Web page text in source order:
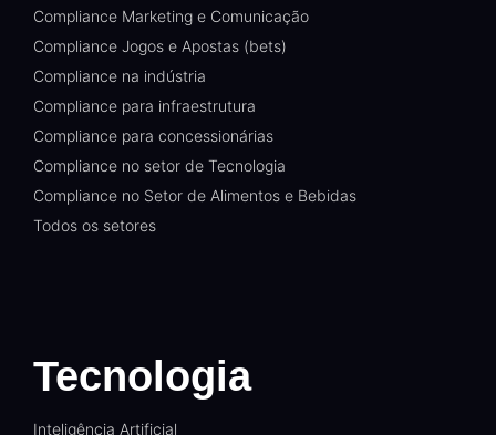
Compliance Marketing e Comunicação
Compliance Jogos e Apostas (bets)
Compliance na indústria
Compliance para infraestrutura
Compliance para concessionárias
Compliance no setor de Tecnologia
Compliance no Setor de Alimentos e Bebidas
Todos os setores
Tecnologia
Inteligência Artificial